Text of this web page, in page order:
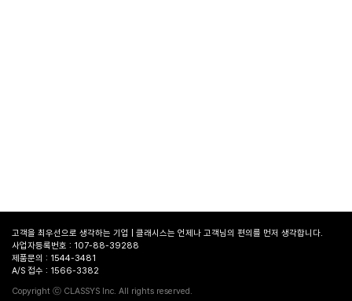
고객을 최우선으로 생각하는 기업 | 클래시스는 언제나 고객님의 편의를 먼저 생각합니다.
사업자등록번호 : 107-88-39288
제품문의 : 1544-3481
A/S 접수 : 1566-3382
Copyright ⓒ CLASSYS Inc. All rights reserved.